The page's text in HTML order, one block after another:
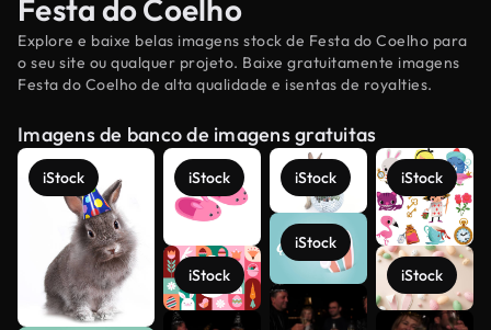
Festa do Coelho
Explore e baixe belas imagens stock de Festa do Coelho para
o seu site ou qualquer projeto. Baixe gratuitamente imagens
Festa do Coelho de alta qualidade e isentas de royalties.
Imagens de banco de imagens gratuitas
iStock iStock
iStock
iStock
iStock
iStock
iStock